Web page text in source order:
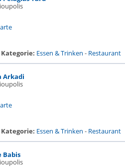
Kategorie: Essen & Trinken - Restaurant
Arkadi
Kategorie: Essen & Trinken - Restaurant
Babis